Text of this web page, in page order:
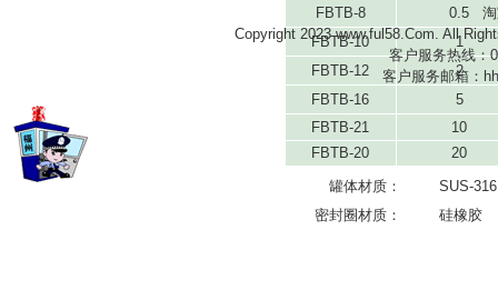
FBTB-8
0.5
FBTB-10
1
FBTB-12
2
FBTB-16
5
FBTB-21
10
FBTB-20
20
罐体材质：
SUS-
密封圈材质：
硅橡胶
Copyright 2023www.ful58.Com. All
客户服务热线：
客户服务邮箱：